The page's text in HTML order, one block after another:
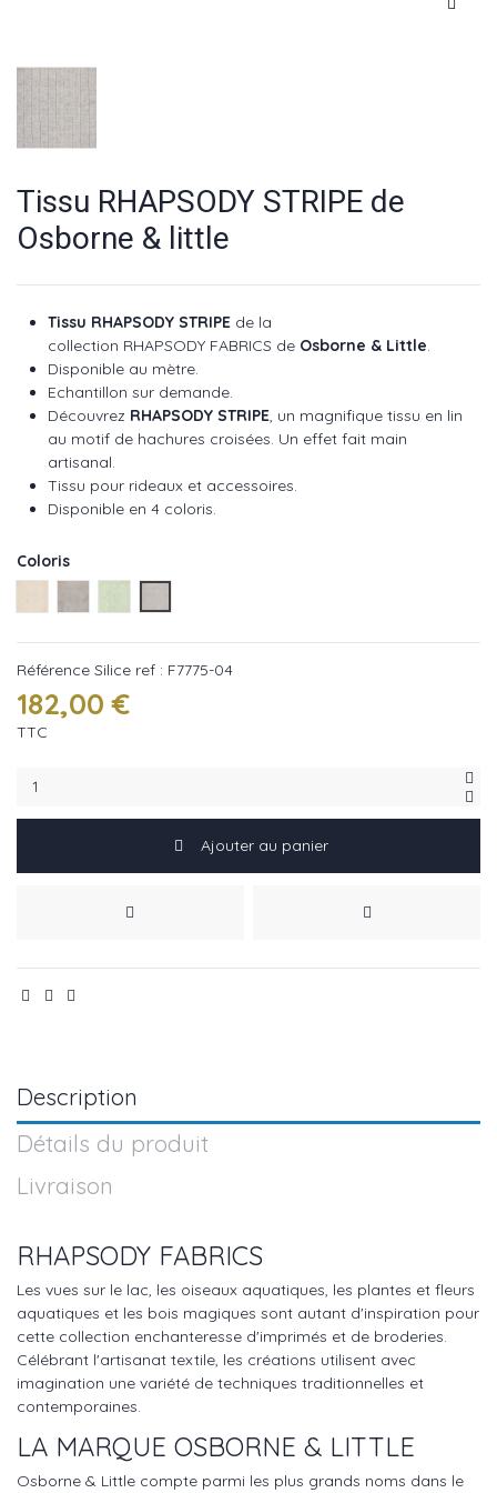
Tissu RHAPSODY STRIPE de
Osborne & little
Tissu RHAPSODY STRIPE de la
collection RHAPSODY FABRICS de Osborne & Little
Disponible au mètre.
Echantillon sur demande.
Découvrez RHAPSODY STRIPE , un magnifique tissu en lin
au motif de hachures croisées. Un effet fait main
artisanal.
Tissu pour rideaux et accessoires.
Disponible en 4 coloris.
Coloris
Référence Silice ref : F7775-04
182,00 €
TTC
Ajouter au panier
Description
Détails du produit
Livraison
RHAPSODY FABRICS
Les vues sur le lac, les oiseaux aquatiques, les plantes et fleurs
aquatiques et les bois magiques sont autant d'inspiration pour
cette collection enchanteresse d'imprimés et de broderies.
Célébrant l'artisanat textile, les créations utilisent avec
imagination une variété de techniques traditionnelles et
contemporaines.
LA MARQUE OSBORNE & LITTLE
Osborne & Little compte parmi les plus grands noms dans le